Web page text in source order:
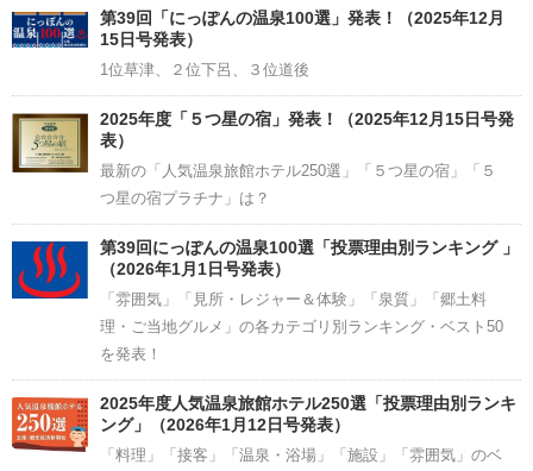
Channel
第39回「にっぽんの温泉100選」発表！（2025年12月
15日号発表）
1位草津、２位下呂、３位道後
2025年度「５つ星の宿」発表！（2025年12月15日号発
表）
最新の「人気温泉旅館ホテル250選」「５つ星の宿」「５
つ星の宿プラチナ」は？
第39回にっぽんの温泉100選「投票理由別ランキング 」
（2026年1月1日号発表）
「雰囲気」「見所・レジャー＆体験」「泉質」「郷土料
理・ご当地グルメ」の各カテゴリ別ランキング・ベスト50
を発表！
2025年度人気温泉旅館ホテル250選「投票理由別ランキ
ング」（2026年1月12日号発表）
「料理」「接客」「温泉・浴場」「施設」「雰囲気」のベ